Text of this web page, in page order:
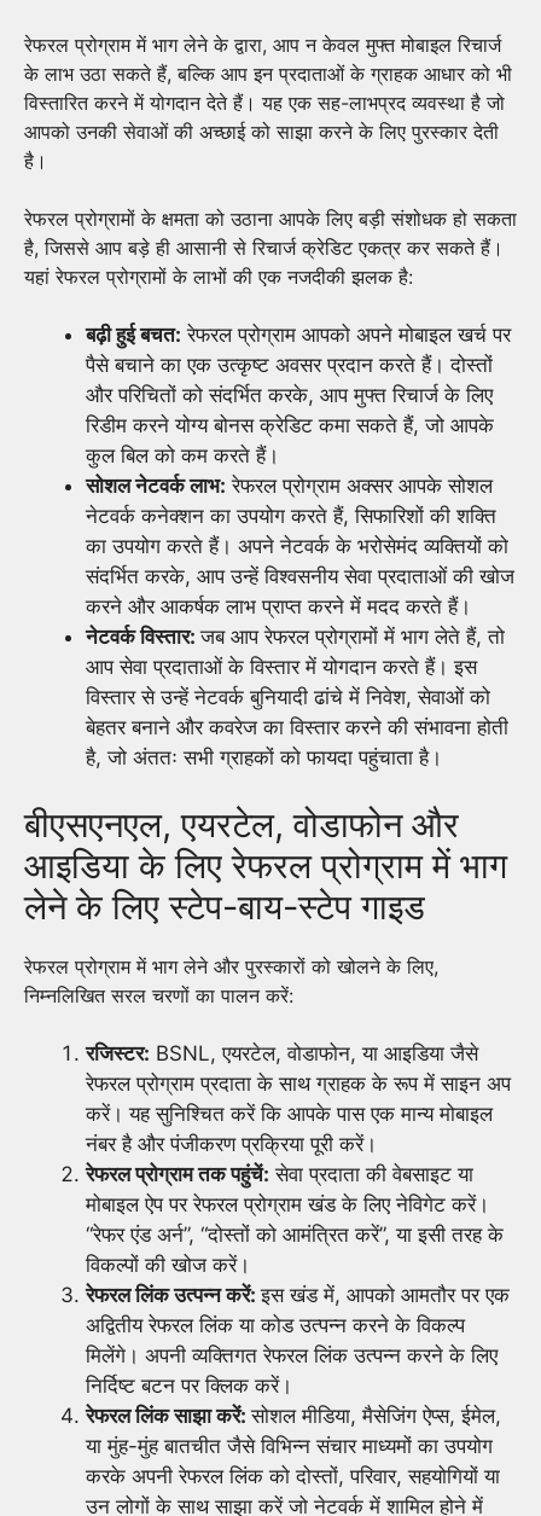
रेफरल प्रोग्राम में भाग लेने के द्वारा, आप न केवल मुफ्त मोबाइल रिचार्ज
के लाभ उठा सकते हैं, बल्कि आप इन प्रदाताओं के ग्राहक आधार को भी
विस्तारित करने में योगदान देते हैं। यह एक सह-लाभप्रद व्यवस्था है जो
आपको उनकी सेवाओं की अच्छाई को साझा करने के लिए पुरस्कार देती
है।
रेफरल प्रोग्रामों के क्षमता को उठाना आपके लिए बड़ी संशोधक हो सकता
है, जिससे आप बड़े ही आसानी से रिचार्ज क्रेडिट एकत्र कर सकते हैं।
यहां रेफरल प्रोग्रामों के लाभों की एक नजदीकी झलक है:
बढ़ी हुई बचत: रेफरल प्रोग्राम आपको अपने मोबाइल खर्च पर
पैसे बचाने का एक उत्कृष्ट अवसर प्रदान करते हैं। दोस्तों
और परिचितों को संदर्भित करके, आप मुफ्त रिचार्ज के लिए
रिडीम करने योग्य बोनस क्रेडिट कमा सकते हैं, जो आपके
कुल बिल को कम करते हैं।
सोशल नेटवर्क लाभ: रेफरल प्रोग्राम अक्सर आपके सोशल
नेटवर्क कनेक्शन का उपयोग करते हैं, सिफारिशों की शक्ति
का उपयोग करते हैं। अपने नेटवर्क के भरोसेमंद व्यक्तियों को
संदर्भित करके, आप उन्हें विश्वसनीय सेवा प्रदाताओं की खोज
करने और आकर्षक लाभ प्राप्त करने में मदद करते हैं।
नेटवर्क विस्तार:जब आप रेफरल प्रोग्रामों में भाग लेते हैं, तो
आप सेवा प्रदाताओं के विस्तार में योगदान करते हैं। इस
विस्तार से उन्हें नेटवर्क बुनियादी ढांचे में निवेश, सेवाओं को
बेहतर बनाने और कवरेज का विस्तार करने की संभावना होती
है, जो अंततः सभी ग्राहकों को फायदा पहुंचाता है।
बीएसएनएल, एयरटेल, वोडाफोन और
आइडिया के लिए रेफरल प्रोग्राम में भाग
लेने के लिए स्टेप-बाय-स्टेप गाइड
रेफरल प्रोग्राम में भाग लेने और पुरस्कारों को खोलने के लिए,
निम्नलिखित सरल चरणों का पालन करें:
रजिस्टर: BSNL, एयरटेल, वोडाफोन, या आइडिया जैसे
रेफरल प्रोग्राम प्रदाता के साथ ग्राहक के रूप में साइन अप
करें। यह सुनिश्चित करें कि आपके पास एक मान्य मोबाइल
नंबर है और पंजीकरण प्रक्रिया पूरी करें।
रेफरल प्रोग्राम तक पहुंचें: सेवा प्रदाता की वेबसाइट या
मोबाइल ऐप पर रेफरल प्रोग्राम खंड के लिए नेविगेट करें।
“रेफर एंड अर्न”, “दोस्तों को आमंत्रित करें”, या इसी तरह के
विकल्पों की खोज करें।
रेफरल लिंक उत्पन्न करें:इस खंड में, आपको आमतौर पर एक
अद्वितीय रेफरल लिंक या कोड उत्पन्न करने के विकल्प
मिलेंगे। अपनी व्यक्तिगत रेफरल लिंक उत्पन्न करने के लिए
निर्दिष्ट बटन पर क्लिक करें।
रेफरल लिंक साझा करें:सोशल मीडिया, मैसेजिंग ऐप्स, ईमेल,
या मुंह-मुंह बातचीत जैसे विभिन्न संचार माध्यमों का उपयोग
करके अपनी रेफरल लिंक को दोस्तों, परिवार, सहयोगियों या
उन लोगों के साथ साझा करें जो नेटवर्क में शामिल होने में